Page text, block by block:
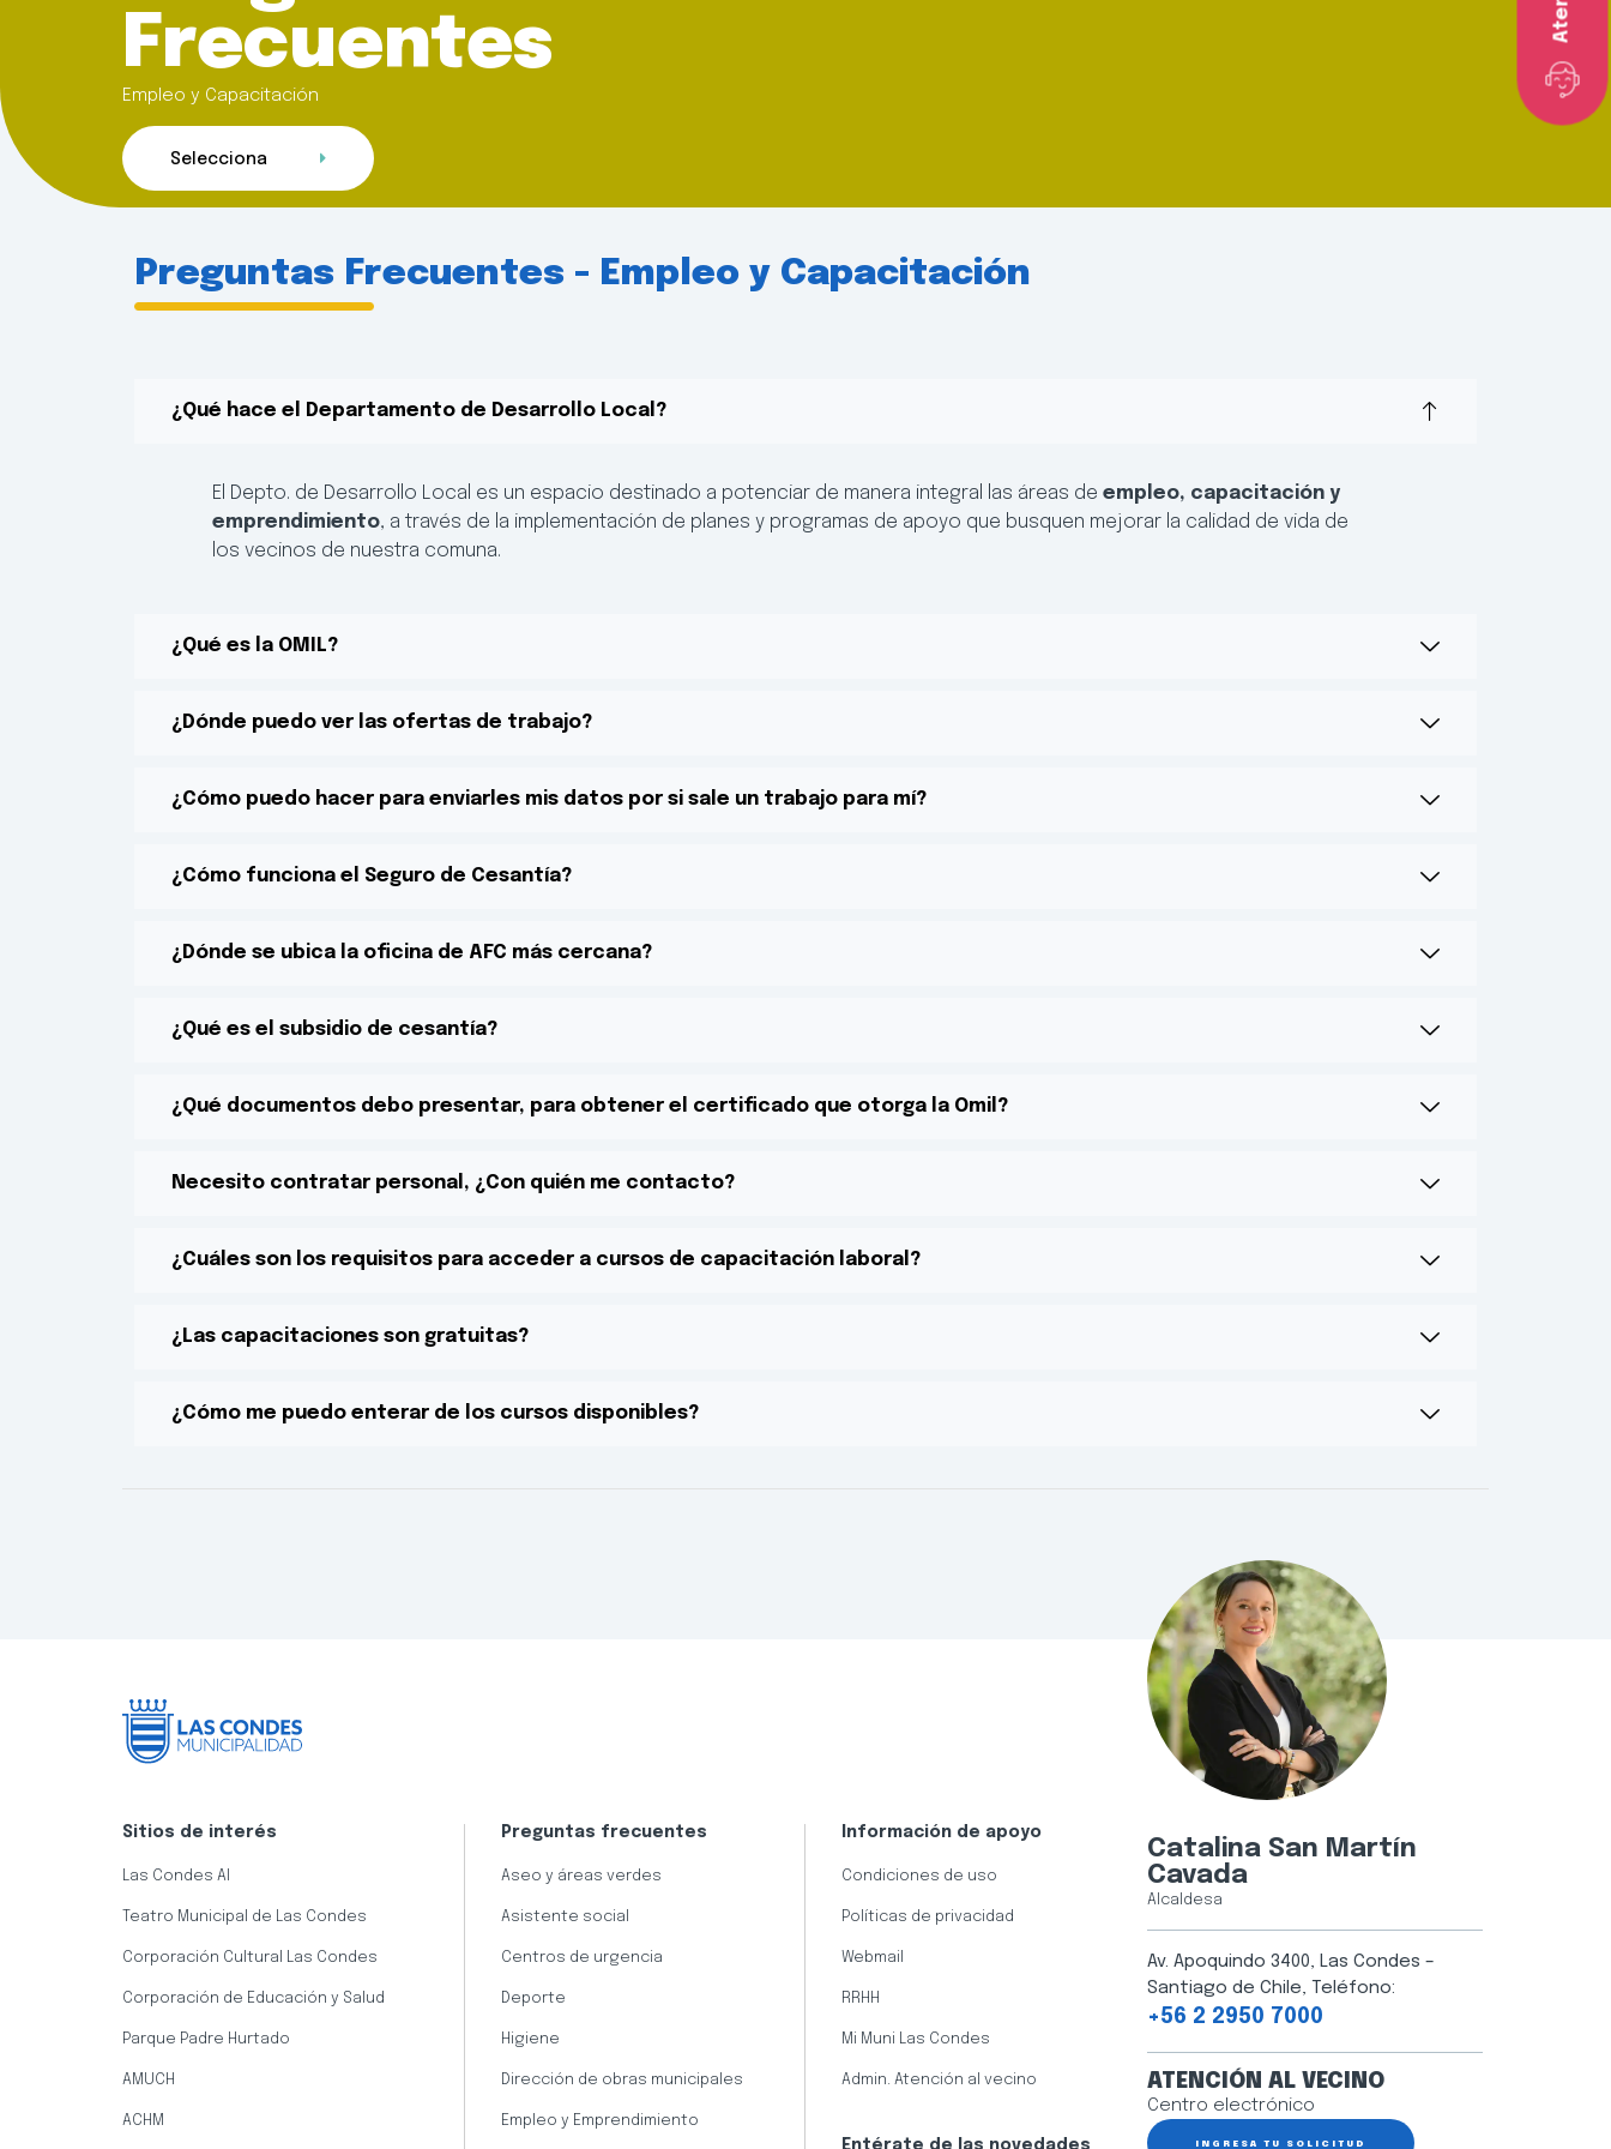
Frecuentes
Empleo y Capacitación
Selecciona
Preguntas Frecuentes - Empleo y Capacitación
¿Qué hace el Departamento de Desarrollo Local?
El Depto. de Desarrollo Local es un espacio destinado a potenciar de manera integral las áreas de empleo, capacitación y
emprendimiento, a través de la implementación de planes y programas de apoyo que busquen mejorar la calidad de vida de
los vecinos de nuestra comuna.
¿Qué es la OMIL?
¿Dónde puedo ver las ofertas de trabajo?
¿Cómo puedo hacer para enviarles mis datos por si sale un trabajo para mí?
¿Cómo funciona el Seguro de Cesantía?
¿Dónde se ubica la oficina de AFC más cercana?
¿Qué es el subsidio de cesantía?
¿Qué documentos debo presentar, para obtener el certificado que otorga la Omil?
Necesito contratar personal, ¿Con quién me contacto?
¿Cuáles son los requisitos para acceder a cursos de capacitación laboral?
¿Las capacitaciones son gratuitas?
¿Cómo me puedo enterar de los cursos disponibles?
Sitios de interés
Las Condes AI
Teatro Municipal de Las Condes
Corporación Cultural Las Condes
Corporación de Educación y Salud
Parque Padre Hurtado
AMUCH
ACHM
Preguntas frecuentes
Aseo y áreas verdes
Asistente social
Centros de urgencia
Deporte
Higiene
Dirección de obras municipales
Empleo y Emprendimiento
Información de apoyo
Condiciones de uso
Políticas de privacidad
Webmail
RRHH
Mi Muni Las Condes
Admin. Atención al vecino
Entérate de las novedades
Catalina San Martín
Cavada
Alcaldesa
Av. Apoquindo 3400, Las Condes –
Santiago de Chile, Teléfono:
+56 2 2950 7000
ATENCIÓN AL VECINO
Centro electrónico
INGRESA TU SOLICITUD